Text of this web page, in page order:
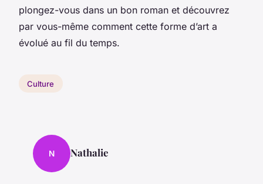
plongez-vous dans un bon roman et découvrez
par vous-même comment cette forme d’art a
évolué au fil du temps.
Culture
N Nathalie